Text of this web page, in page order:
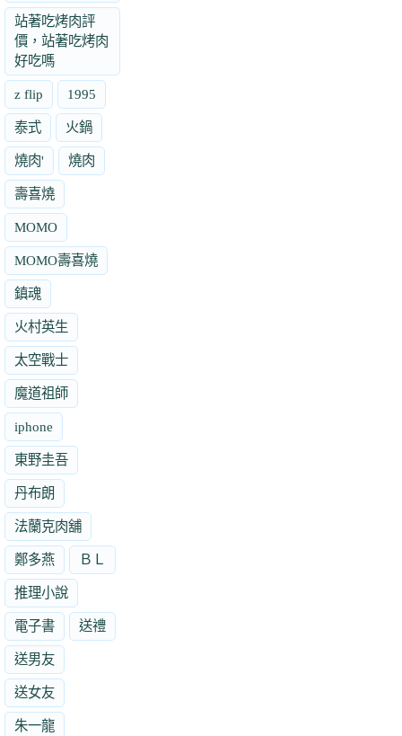
站著吃烤肉評
價，站著吃烤肉
好吃嗎
z flip 1995
泰式 火鍋
燒肉' 燒肉
壽喜燒
MOMO
MOMO壽喜燒
鎮魂
火村英生
太空戰士
魔道祖師
iphone
東野圭吾
丹布朗
法蘭克肉舖
鄭多燕 ＢＬ
推理小說
電子書 送禮
送男友
送女友
朱一龍